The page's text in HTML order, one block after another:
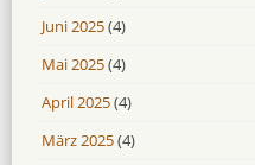
Juni 2025(4)
Mai 2025(4)
April 2025(4)
März 2025(4)